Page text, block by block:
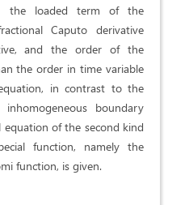
the loaded term of the
Caputo derivative
and the order of the
the order in time variable
in contrast to the
boundary
of the second kind
function, namely the
function, is given.